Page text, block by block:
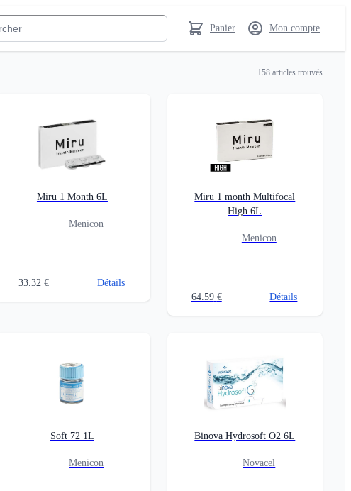
Panier Mon compte
158 articles trouvés
Miru 1 Month 6L
Menicon
33.32 € Détails
Miru 1 month Multifocal
High 6L
Menicon
64.59 € Détails
Soft 72 1L
Menicon
Binova Hydrosoft O2 6L
Novacel